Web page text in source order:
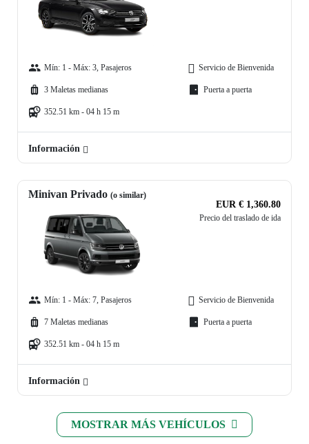
Mín: 1 - Máx: 3, Pasajeros
3 Maletas medianas
352.51 km - 04 h 15 m
Servicio de Bienvenida
Puerta a puerta
Información
Minivan Privado (o similar)
EUR € 1,360.80
Precio del traslado de ida
Mín: 1 - Máx: 7, Pasajeros
7 Maletas medianas
352.51 km - 04 h 15 m
Servicio de Bienvenida
Puerta a puerta
Información
MOSTRAR MÁS VEHÍCULOS